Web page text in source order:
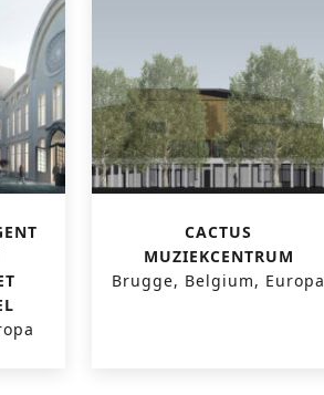
CACTUS
MUZIEKCENTRUM
Brugge, Belgium, Europa